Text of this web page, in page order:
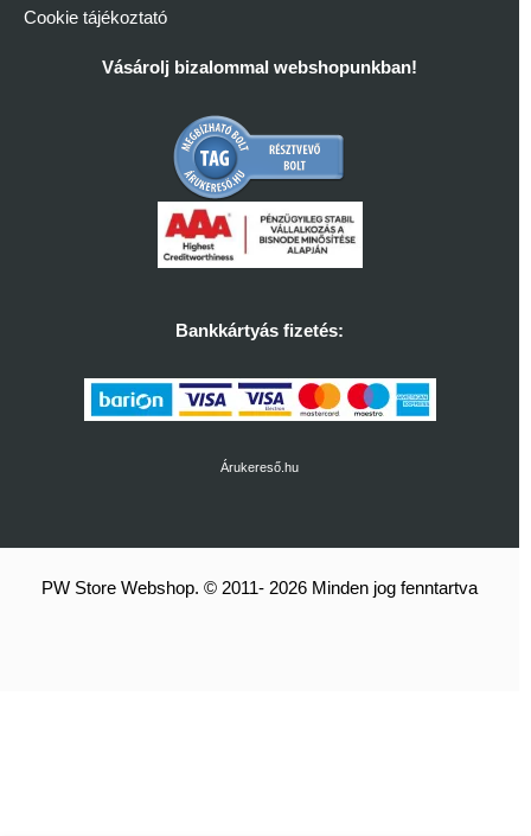
Cookie tájékoztató
Vásárolj bizalommal webshopunkban!
Bankkártyás fizetés:
Árukereső.hu
PW Store Webshop. © 2011- 2026 Minden jog fenntartva